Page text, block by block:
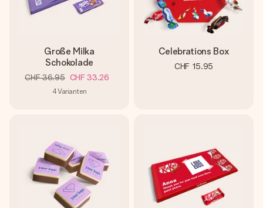
Große Milka
Schokolade
CHF 36.95 CHF 33.26
4Varianten
Celebrations Box
CHF 15.95